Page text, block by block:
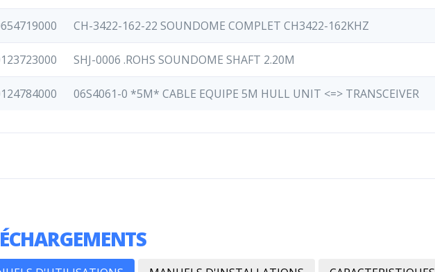
CH-3422-162-22 SOUNDOME COMPLET CH3422-162KHZ
SHJ-0006 .ROHS SOUNDOME SHAFT 2.20M
06S4061-0 *5M* CABLE EQUIPE 5M HULL UNIT <=> TRANSCEIVER